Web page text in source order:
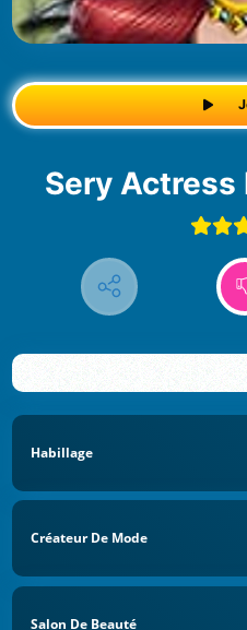
Sery
Habillage
Créateur De Mode
Salon De Beauté